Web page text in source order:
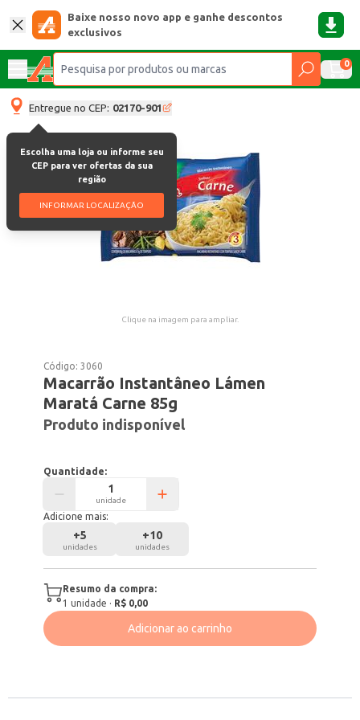
Baixe nosso novo app e ganhe descontos
exclusivos
0
Entregue no CEP: 02170-901
Escolha uma loja ou informe seu
CEP para ver ofertas da sua
região
INFORMAR LOCALIZAÇÃO
Clique na imagem para ampliar.
Código:3060
Macarrão Instantâneo Lámen
Maratá Carne 85g
Produto indisponível
Quantidade:
unidade
Adicione mais:
+5
unidades
+10
unidades
Resumo da compra:
1 unidade · R$ 0,00
Adicionar ao carrinho